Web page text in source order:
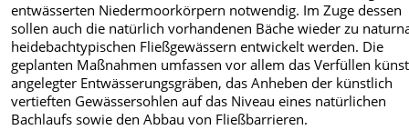
entwässerten Niedermoorkörpern notwendig. Im Zuge dessen
sollen auch die natürlich vorhandenen Bäche wieder zu
heidebachtypischen Fließgewässern entwickelt werden. Die
geplanten Maßnahmen umfassen vor allem das Verfüllen
angelegter Entwässerungsgräben, das Anheben der künstlich
vertieften Gewässersohlen auf das Niveau eines natürlichen
Bachlaufs sowie den Abbau von Fließbarrieren.